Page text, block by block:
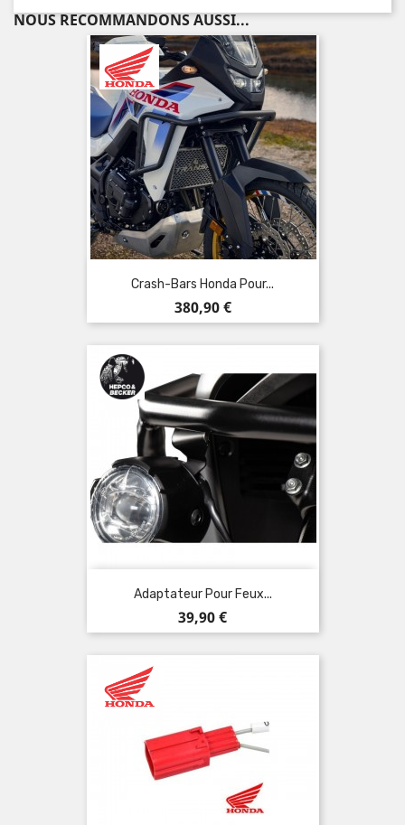
NOUS RECOMMANDONS AUSSI...
Crash-Bars Honda Pour...
Prix
380,90 €
Adaptateur Pour Feux...
Prix
39,90 €